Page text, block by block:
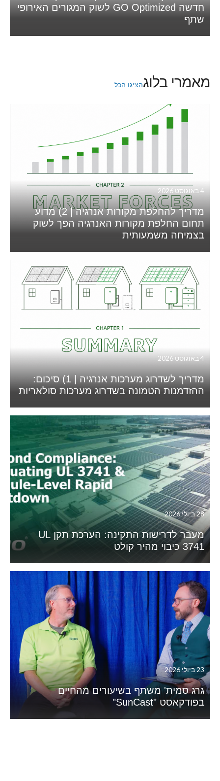
חדשה GO Optimized לשוק המגורים האירופי
שתף
מאמרי בלוגהציגו הכל
4 באוגוסט 2026
מדריך להחלפת מקורות אנרגיה | 2) מדוע
תחום החלפת מקורות האנרגיה הפך לשוק
בצמיחה משמעותית
4 באוגוסט 2026
מדריך לשדרוג מערכות אנרגיה | 1) סיכום:
ההזדמנות הטמונה בשדרוג מערכות סולאריות
28 ביולי 2026
מעבר לדרישות התקינה: הערכת תקן UL
3741 כיבוי מהיר קולט
23 ביולי 2026
גרג סמית' משתף בשיעורים מהחיים
בפודקאסט "SunCast"